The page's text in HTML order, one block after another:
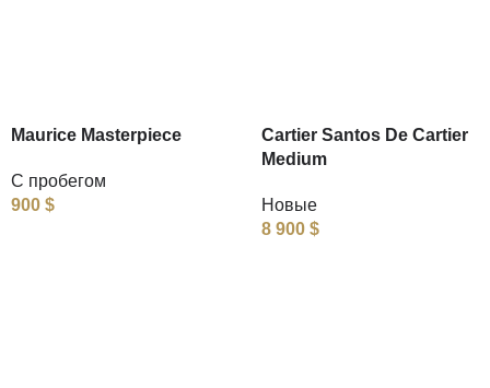
Maurice Masterpiece
С пробегом
900 $
Cartier Santos De Cartier
Medium
Новые
8 900 $